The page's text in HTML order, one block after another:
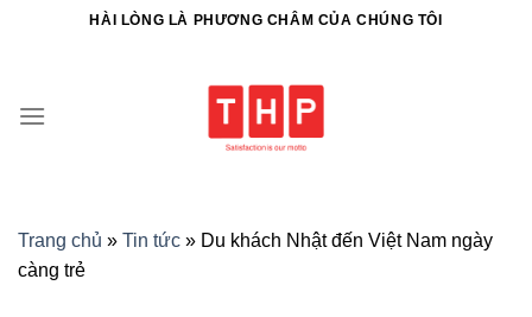
HÀI LÒNG LÀ PHƯƠNG CHÂM CỦA CHÚNG TÔI
Trang chủ » Tin tức » Du khách Nhật đến Việt Nam ngày
càng trẻ